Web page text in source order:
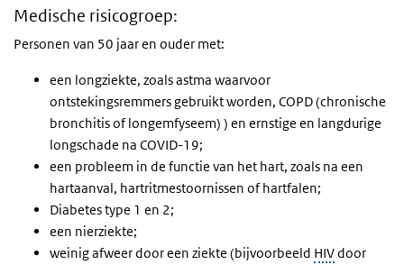
Medische risicogroep:
Personen van 50 jaar en ouder met:
een longziekte, zoals astma waarvoor
ontstekingsremmers gebruikt worden, COPD (chronische
bronchitis of longemfyseem) ) en ernstige en langdurige
longschade na COVID-19;
een probleem in de functie van het hart, zoals na een
hartaanval, hartritmestoornissen of hartfalen;
Diabetes type 1 en 2;
een nierziekte;
weinig afweer door een ziekte (bijvoorbeeld HIVdoor